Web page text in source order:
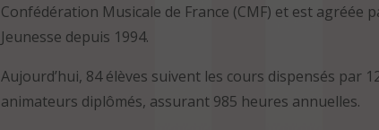
Confédération Musicale de France (CMF) et est agréée
Jeunesse depuis 1994.
Aujourd’hui, 84 élèves suivent les cours dispensés par
animateurs diplômés, assurant 985 heures annuelles.